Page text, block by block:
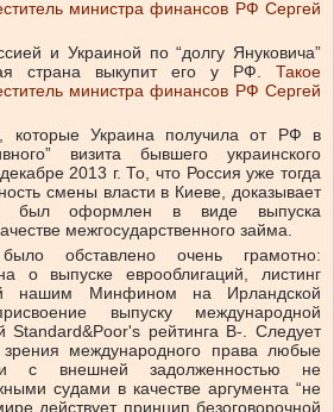
министра финансов РФ Сергей
и Украиной по “долгу Януковича”
страна выкупит его у РФ. Такое
министра финансов РФ Сергей
Украина получила от РФ в
визита бывшего украинского
2013 г. То, что Россия уже тогда
смены власти в Киеве, доказывает
был оформлен в виде выпуска
межгосударственного займа.
обставлено очень грамотно:
о выпуске еврооблигаций, листинг
нашим Минфином на Ирландской
выпуску международной
Standard&Poor's рейтинга В-. Следует
зрения международного права любые
с внешней задолженностью не
судами в качестве аргумента “не
действует принцип безоговорочной